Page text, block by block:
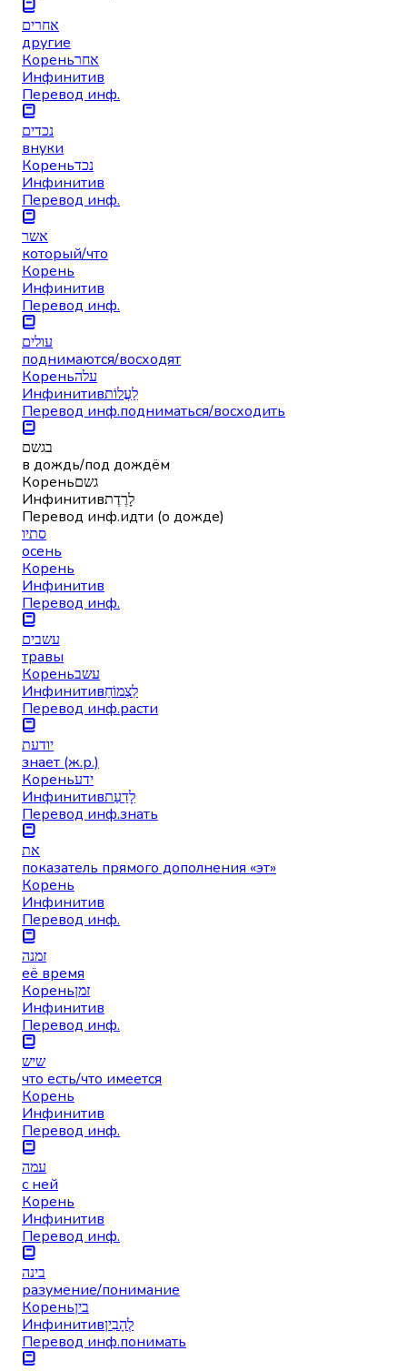
אחרים
другие
Кореньאחר
Инфинитив
Перевод инф.
נכדים
внуки
Кореньנכד
Инфинитив
Перевод инф.
אשר
который/что
Корень
Инфинитив
Перевод инф.
עולים
поднимаются/восходят
Кореньעלה
Инфинитивלַעֲלוֹת
Перевод инф.подниматься/восходить
בגשם
в дождь/под дождём
Кореньגשם
Инфинитивלָרֶדֶת
Перевод инф.идти (о дожде)
סתיו
осень
Корень
Инфинитив
Перевод инф.
עשבים
травы
Кореньעשב
Инфинитивלִצְמוֹחַ
Перевод инф.расти
יודעת
знает (ж.р.)
Кореньידע
Инфинитивלָדַעַת
Перевод инф.знать
את
показатель прямого дополнения «эт»
Корень
Инфинитив
Перевод инф.
זמנה
её время
Кореньזמן
Инфинитив
Перевод инф.
שיש
что есть/что имеется
Корень
Инфинитив
Перевод инф.
עמה
с ней
Корень
Инфинитив
Перевод инф.
בינה
разумение/понимание
Кореньבין
Инфинитивלְהָבִין
Перевод инф.понимать